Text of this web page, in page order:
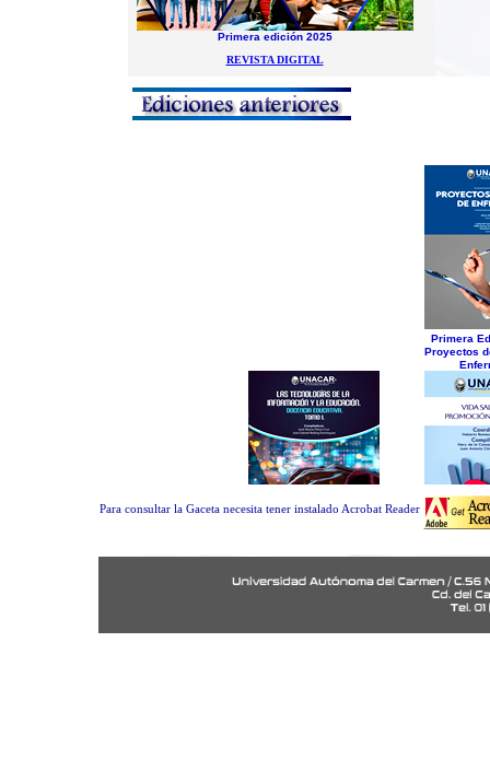
Primera edición 2025
REVISTA DIGITAL
Para consultar la Gaceta necesita tener instalado Acrobat Reader